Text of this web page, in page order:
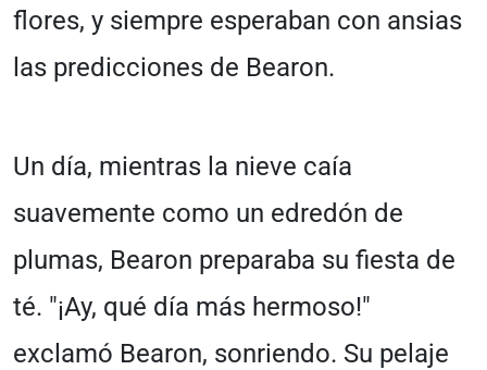
flores, y siempre esperaban con ansias
las predicciones de Bearon.
Un día, mientras la nieve caía
suavemente como un edredón de
plumas, Bearon preparaba su fiesta de
té. "¡Ay, qué día más hermoso!"
exclamó Bearon, sonriendo. Su pelaje